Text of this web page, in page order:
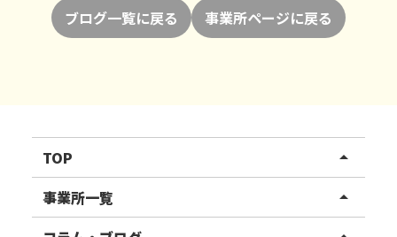
ブログ一覧に戻る 事業所ページに戻る
TOP arrow_drop_up
リハスワーク
リハスファーム
事業所一覧 arrow_drop_up